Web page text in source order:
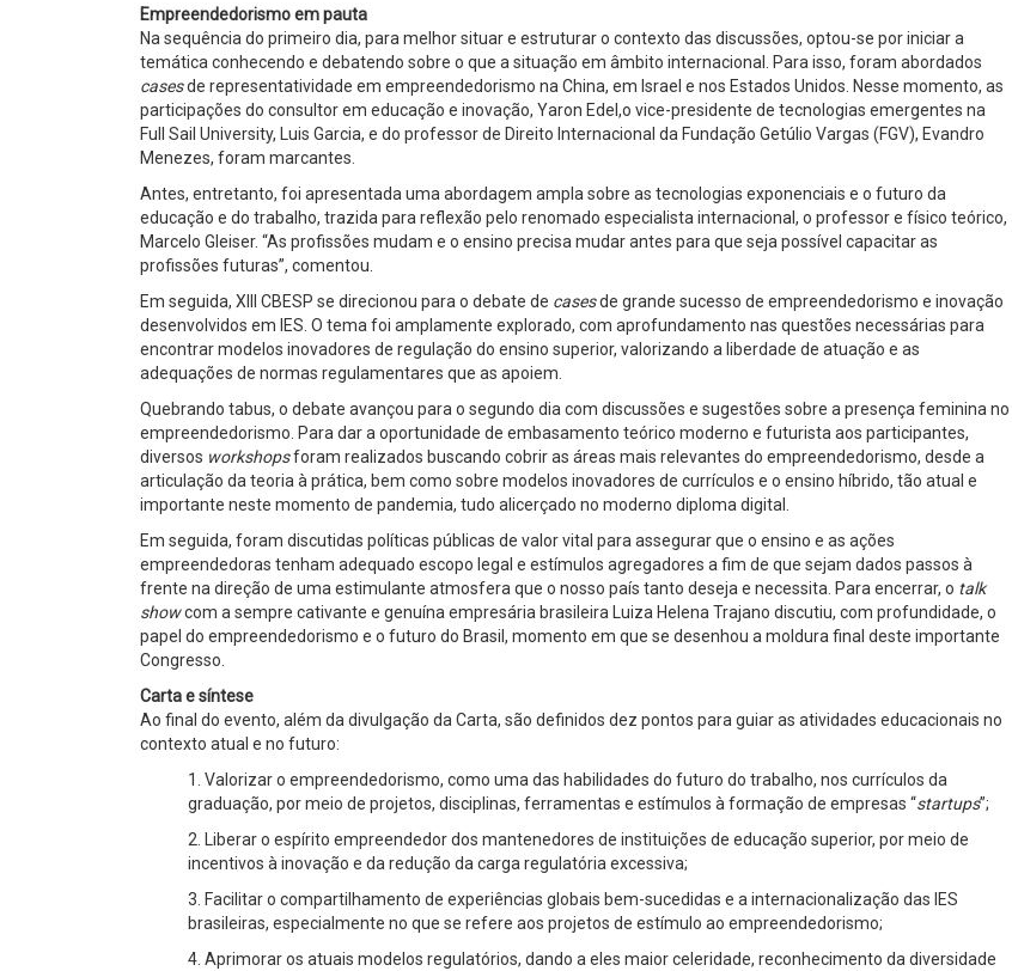
Empreendedorismo em pauta
Na sequência do primeiro dia, para melhor situar e estruturar o contexto das discussões, optou-se por iniciar a
temática conhecendo e debatendo sobre o que a situação em âmbito internacional. Para isso, foram abordados
casesde representatividade em empreendedorismo na China, em Israel e nos Estados Unidos. Nesse momento, as
participações do consultor em educação e inovação, Yaron Edel,o vice-presidente de tecnologias emergentes na
Full Sail University, Luis Garcia, e do professor de Direito Internacional da Fundação Getúlio Vargas (FGV), Evandro
Menezes, foram marcantes.
Antes, entretanto, foi apresentada uma abordagem ampla sobre as tecnologias exponenciais e o futuro da
educação e do trabalho, trazida para reflexão pelo renomado especialista internacional, o professor e físico teórico,
Marcelo Gleiser. “As profissões mudam e o ensino precisa mudar antes para que seja possível capacitar as
profissões futuras”, comentou.
Em seguida, XIII CBESP se direcionou para o debate de casesde grande sucesso de empreendedorismo e inovação
desenvolvidos em IES. O tema foi amplamente explorado, com aprofundamento nas questões necessárias para
encontrar modelos inovadores de regulação do ensino superior, valorizando a liberdade de atuação e as
adequações de normas regulamentares que as apoiem.
Quebrando tabus, o debate avançou para o segundo dia com discussões e sugestões sobre a presença feminina no
empreendedorismo. Para dar a oportunidade de embasamento teórico moderno e futurista aos participantes,
diversos workshopsforam realizados buscando cobrir as áreas mais relevantes do empreendedorismo, desde a
articulação da teoria à prática, bem como sobre modelos inovadores de currículos e o ensino híbrido, tão atual e
importante neste momento de pandemia, tudo alicerçado no moderno diploma digital.
Em seguida, foram discutidas políticas públicas de valor vital para assegurar que o ensino e as ações
empreendedoras tenham adequado escopo legal e estímulos agregadores a fim de que sejam dados passos à
frente na direção de uma estimulante atmosfera que o nosso país tanto deseja e necessita. Para encerrar, o talk
showcom a sempre cativante e genuína empresária brasileira Luiza Helena Trajano discutiu, com profundidade, o
papel do empreendedorismo e o futuro do Brasil, momento em que se desenhou a moldura final deste importante
Congresso.
Carta e síntese
Ao final do evento, além da divulgação da Carta, são definidos dez pontos para guiar as atividades educacionais no
contexto atual e no futuro:
1. Valorizar o empreendedorismo, como uma das habilidades do futuro do trabalho, nos currículos da
graduação, por meio de projetos, disciplinas, ferramentas e estímulos à formação de empresas “startups”;
2. Liberar o espírito empreendedor dos mantenedores de instituições de educação superior, por meio de
incentivos à inovação e da redução da carga regulatória excessiva;
3. Facilitar o compartilhamento de experiências globais bem-sucedidas e a internacionalização das IES
brasileiras, especialmente no que se refere aos projetos de estímulo ao empreendedorismo;
4. Aprimorar os atuais modelos regulatórios, dando a eles maior celeridade, reconhecimento da diversidade